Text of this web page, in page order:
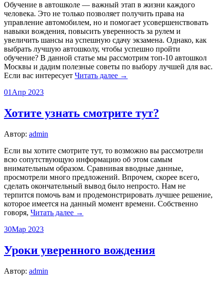
Обучение в автошколе — важный этап в жизни каждого
человека. Это не только позволяет получить права на
управление автомобилем, но и помогает усовершенствовать
навыки вождения, повысить уверенность за рулем и
увеличить шансы на успешную сдачу экзамена. Однако, как
выбрать лучшую автошколу, чтобы успешно пройти
обучение? В данной статье мы рассмотрим топ-10 автошкол
Москвы и дадим полезные советы по выбору лучшей для вас.
Если вас интересует Читать далее →
01Апр 2023
Хотите узнать смотрите тут?
Автор: admin
Eсли вы хотите смотрите тут, то возможно вы рассмотрели
всю сопутствующую информацию об этом самым
внимательным образом. Сравнивая вводные данные,
просмотрели много предложений. Впрочем, скорее всего,
сделать окончательный вывод было непросто. Нам не
терпится помочь вам и продемонстрировать лучшее решение,
которое имеется на данный момент времени. Собственно
говоря, Читать далее →
30Мар 2023
Уроки уверенного вождения
Автор: admin